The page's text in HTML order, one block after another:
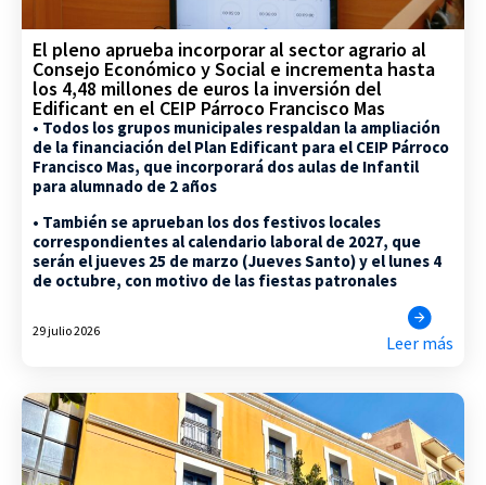
El pleno aprueba incorporar al sector agrario al
Consejo Económico y Social e incrementa hasta
los 4,48 millones de euros la inversión del
Edificant en el CEIP Párroco Francisco Mas
• Todos los grupos municipales respaldan la ampliación
de la financiación del Plan Edificant para el CEIP Párroco
Francisco Mas, que incorporará dos aulas de Infantil
para alumnado de 2 años
• También se aprueban los dos festivos locales
correspondientes al calendario laboral de 2027, que
serán el jueves 25 de marzo (Jueves Santo) y el lunes 4
de octubre, con motivo de las fiestas patronales
29 julio 2026
Leer más